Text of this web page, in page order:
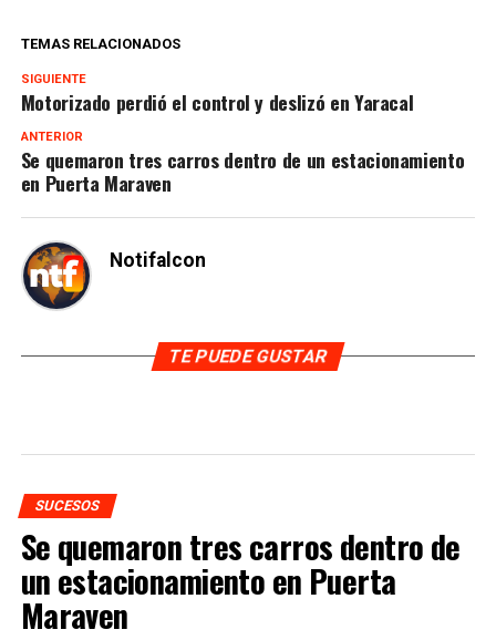
TEMAS RELACIONADOS
SIGUIENTE
Motorizado perdió el control y deslizó en Yaracal
ANTERIOR
Se quemaron tres carros dentro de un estacionamiento
en Puerta Maraven
Notifalcon
TE PUEDE GUSTAR
SUCESOS
Se quemaron tres carros dentro de
un estacionamiento en Puerta
Maraven